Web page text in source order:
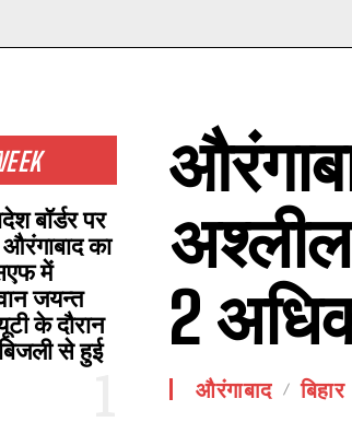
बॉर्डर पर
का
में
जयन्त
के दौरान
से हुई
2
औरंगाबाद बिहार